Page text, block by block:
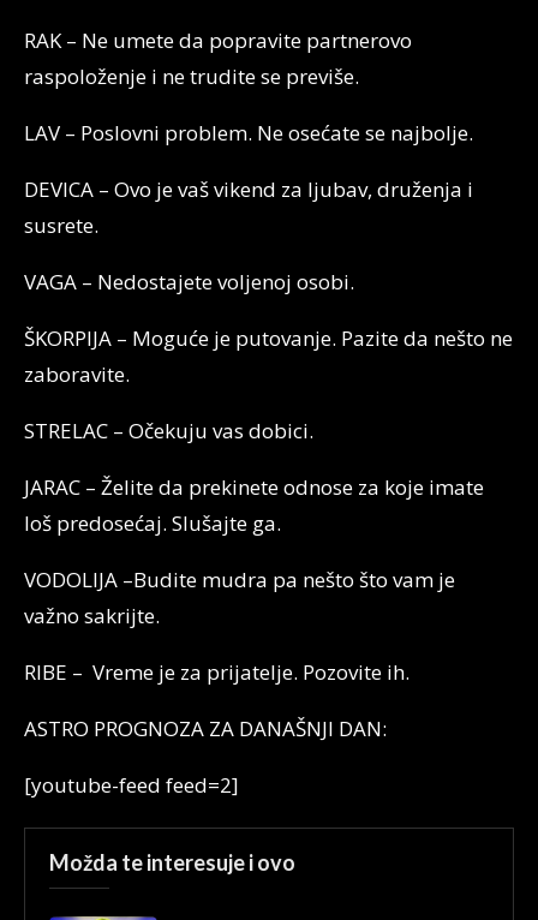
RAK – Ne umete da popravite partnerovo
raspoloženje i ne trudite se previše.
LAV – Poslovni problem. Ne osećate se najbolje.
DEVICA – Ovo je vaš vikend za ljubav, druženja i
susrete.
VAGA – Nedostajete voljenoj osobi.
ŠKORPIJA – Moguće je putovanje. Pazite da nešto ne
zaboravite.
STRELAC – Očekuju vas dobici.
JARAC – Želite da prekinete odnose za koje imate
loš predosećaj. Slušajte ga.
VODOLIJA –Budite mudra pa nešto što vam je
važno sakrijte.
RIBE – Vreme je za prijatelje. Pozovite ih.
ASTRO PROGNOZA ZA DANAŠNJI DAN:
[youtube-feed feed=2]
Možda te interesuje i ovo